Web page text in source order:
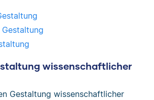
wissenschaftlicher
Gestaltung wissenschaftlicher